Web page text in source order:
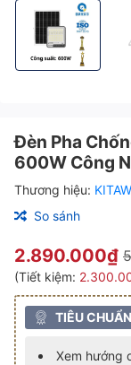
Đèn Pha Chống
Đèn Pha
600W Công
Thương hiệu:
So sánh
2.890.000₫
(Tiết kiệm:
TIÊU
Xem hướng